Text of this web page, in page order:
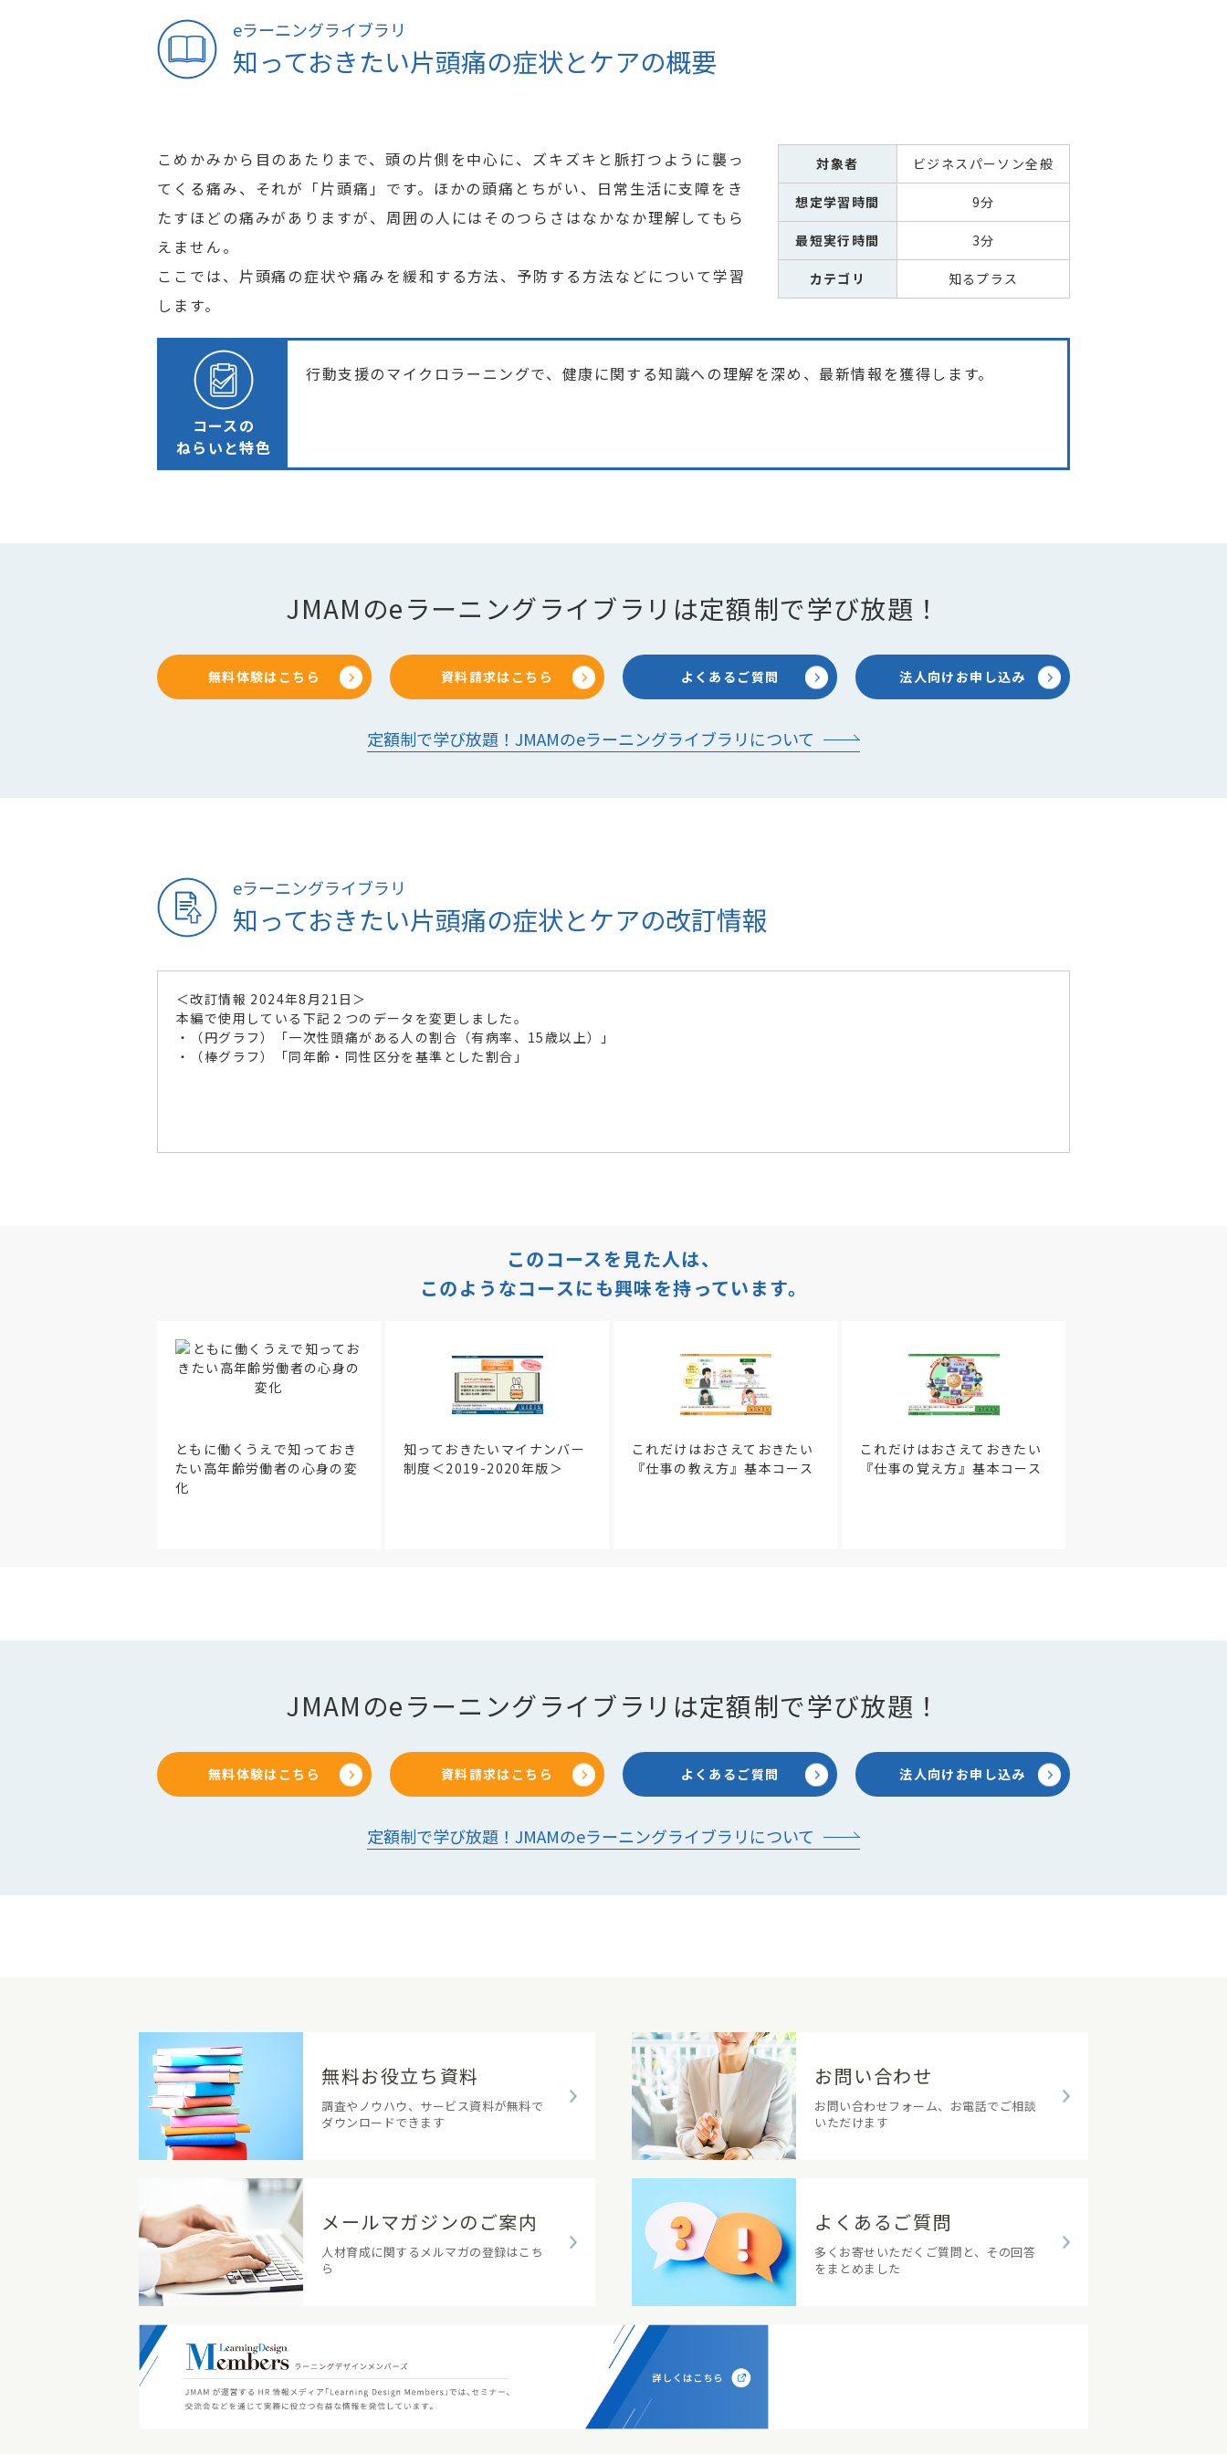
eラーニングライブラリ
知っておきたい片頭痛の症状とケアの概要
こめかみから目のあたりまで、頭の片側を中心に、ズキズキと脈打つように襲っ
てくる痛み、それが「片頭痛」です。ほかの頭痛とちがい、日常生活に支障をき
たすほどの痛みがありますが、周囲の人にはそのつらさはなかなか理解してもら
えません。
ここでは、片頭痛の症状や痛みを緩和する方法、予防する方法などについて学習
します。
対象者 ビジネスパーソン全般
想定学習時間 9分
最短実行時間 3分
カテゴリ 知るプラス
コースの
ねらいと特色
行動支援のマイクロラーニングで、健康に関する知識への理解を深め、最新情報を獲得します。
JMAMのeラーニングライブラリは定額制で学び放題！
無料体験はこちら 資料請求はこちら よくあるご質問 法人向けお申し込み
定額制で学び放題！JMAMのeラーニングライブラリについて
eラーニングライブラリ
知っておきたい片頭痛の症状とケアの改訂情報
＜改訂情報 2024年8月21日＞
本編で使用している下記２つのデータを変更しました。
・（円グラフ）「一次性頭痛がある人の割合（有病率、15歳以上）」
・（棒グラフ）「同年齢・同性区分を基準とした割合」
このコースを見た人は、
このようなコースにも興味を持っています。
ともに働くうえで知っておき
たい高年齢労働者の心身の変
化
知っておきたいマイナンバー
制度＜2019-2020年版＞
これだけはおさえておきたい
『仕事の教え方』基本コース
これだけはおさえておきたい
『仕事の覚え方』基本コース
JMAMのeラーニングライブラリは定額制で学び放題！
無料体験はこちら 資料請求はこちら よくあるご質問 法人向けお申し込み
定額制で学び放題！JMAMのeラーニングライブラリについて
無料お役立ち資料
調査やノウハウ、サービス資料が無料で
ダウンロードできます
お問い合わせ
お問い合わせフォーム、お電話でご相談
いただけます
メールマガジンのご案内
人材育成に関するメルマガの登録はこち
ら
よくあるご質問
多くお寄せいただくご質問と、その回答
をまとめました